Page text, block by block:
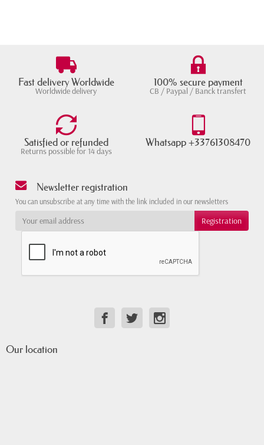
Fast delivery Worldwide
Worldwide delivery
100% secure payment
CB / Paypal / Banck transfert
Satisfied or refunded
Returns possible for 14 days
Whatsapp +33761308470
Newsletter registration
You can unsubscribe at any time with the link included in our newsletters
Our location